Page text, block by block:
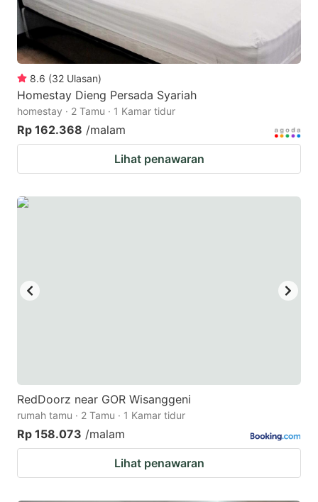
8.6 (32 Ulasan)
Homestay Dieng Persada Syariah
homestay · 2 Tamu · 1 Kamar tidur
Rp 162.368 /malam
Lihat penawaran
RedDoorz near GOR Wisanggeni
rumah tamu · 2 Tamu · 1 Kamar tidur
Rp 158.073 /malam
Lihat penawaran